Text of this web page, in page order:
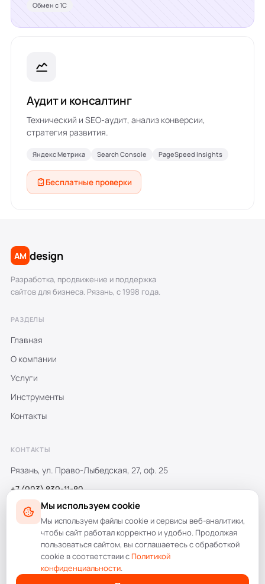
Обмен с 1С
Аудит и консалтинг
Технический и SEO-аудит, анализ конверсии,
стратегия развития.
Яндекс Метрика Search Console PageSpeed Insights
Бесплатные проверки
AM design
Разработка, продвижение и поддержка
сайтов для бизнеса. Рязань, с 1998 года.
РАЗДЕЛЫ
Главная
О компании
Услуги
Инструменты
Контакты
КОНТАКТЫ
Рязань, ул. Право-Лыбедская, 27, оф. 25
+7 (903) 839-11-80
+7 (4912) 470-777
info@amdesign.ru
Мы используем cookie
Мы используем файлы cookie и сервисы веб-аналитики,
чтобы сайт работал корректно и удобно. Продолжая
пользоваться сайтом, вы соглашаетесь с обработкой
cookie в соответствии сПолитикой
конфиденциальности.